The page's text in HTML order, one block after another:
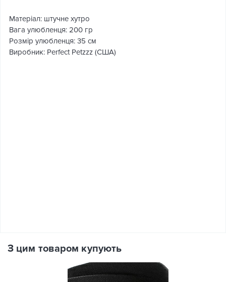
Матеріал: штучне хутро
Вага улюбленця: 200 гр
Розмір улюбленця: 35 см
Виробник: Perfect Petzzz (США)
З цим товаром купують